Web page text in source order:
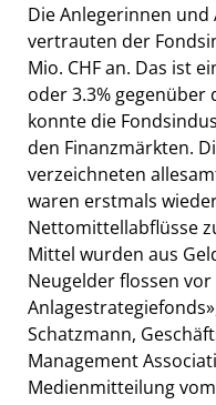
Die Anlegerinnen und
vertrauten der
Mio. CHF an. Das ist
oder 3.3%
konnte die
den Finanzmärkten.
verzeichneten
waren erstmals
Nettomittellabflüsse
Mittel wurden aus
Neugelder flossen
Schatzmann,
Management
Medienmitteilung